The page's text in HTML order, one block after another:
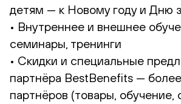
детям — к Новому году и Дню
• Внутреннее и внешнее
семинары, тренинги
• Скидки и специальные
партнёра BestBenefits —
партнёров (товары, обучение,